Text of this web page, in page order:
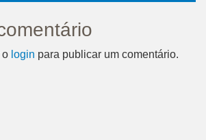
o login para publicar um comentário.